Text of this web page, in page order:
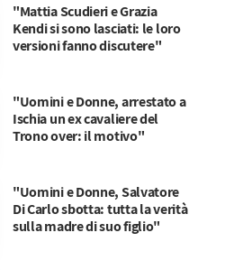
"Mattia Scudieri e Grazia
Kendi si sono lasciati: le loro
versioni fanno discutere"
"Uomini e Donne, arrestato a
Ischia un ex cavaliere del
Trono over: il motivo"
"Uomini e Donne, Salvatore
Di Carlo sbotta: tutta la verità
sulla madre di suo figlio"